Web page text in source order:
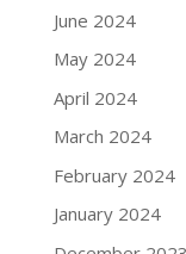
June 2024
May 2024
April 2024
March 2024
February 2024
January 2024